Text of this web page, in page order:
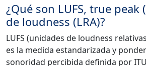
¿Qué son LUFS, true peak
de loudness (LRA)?
LUFS (unidades de loudness
es la medida estandarizada y
sonoridad percibida definida por